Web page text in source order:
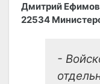
Дмитрий
22534
-